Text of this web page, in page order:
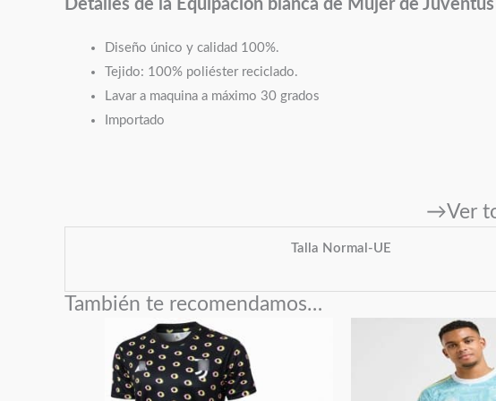
Detalles de la Equipación blanca de Mujer de
Diseño único y calidad 100%.
Tejido: 100% poliéster reciclado.
Lavar a maquina a máximo 30 grados
Importado
→Ver
Talla Normal-UE
También te recomendamos…
Este
producto
tiene
Este
tiene